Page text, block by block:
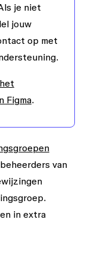
je niet
jouw
op met
Figma.
van
in extra